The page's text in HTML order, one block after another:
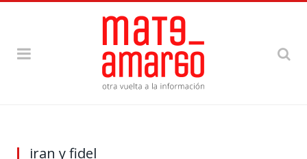
iran y fidel